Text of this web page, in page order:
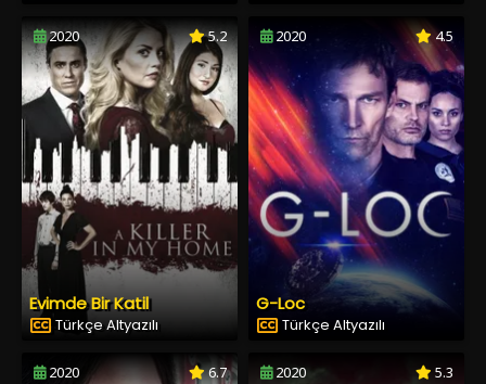
2020 5.2
Evimde Bir Katil
Türkçe Altyazılı
2020 4.5
G-Loc
Türkçe Altyazılı
2020 6.7 2020 5.3